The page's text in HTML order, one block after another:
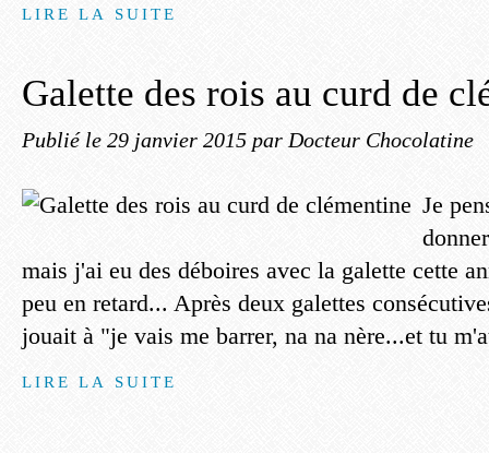
LIRE LA SUITE
Galette des rois au curd de
Publié le 29 janvier 2015 par Docteur Chocolatine
Je
mais j'ai eu des déboires avec la galette cette
peu en retard... Après deux galettes
jouait à "je vais me barrer, na na nère...et tu
LIRE LA SUITE